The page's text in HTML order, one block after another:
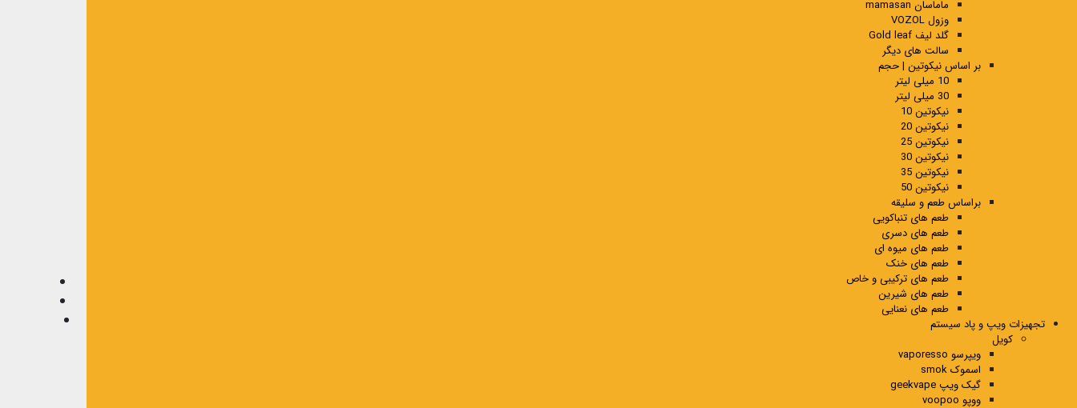
ماماسان mamasan
وزول VOZOL
گلد لیف Gold leaf
سالت های دیگر
بر اساس نیکوتین | حجم
10 میلی لیتر
30 میلی لیتر
نیکوتین 10
نیکوتین 20
نیکوتین 25
نیکوتین 30
نیکوتین 35
نیکوتین 50
براساس طعم و سلیقه
طعم های تنباکویی
طعم های دسری
طعم های میوه ای
طعم های خنک
طعم های ترکیبی و خاص
طعم های شیرین
طعم های نعنایی
تجهیزات ویپ و پاد سیستم
کویل
ویپرسو vaporesso
اسموک smok
گیک ویپ geekvape
ووپو voopoo